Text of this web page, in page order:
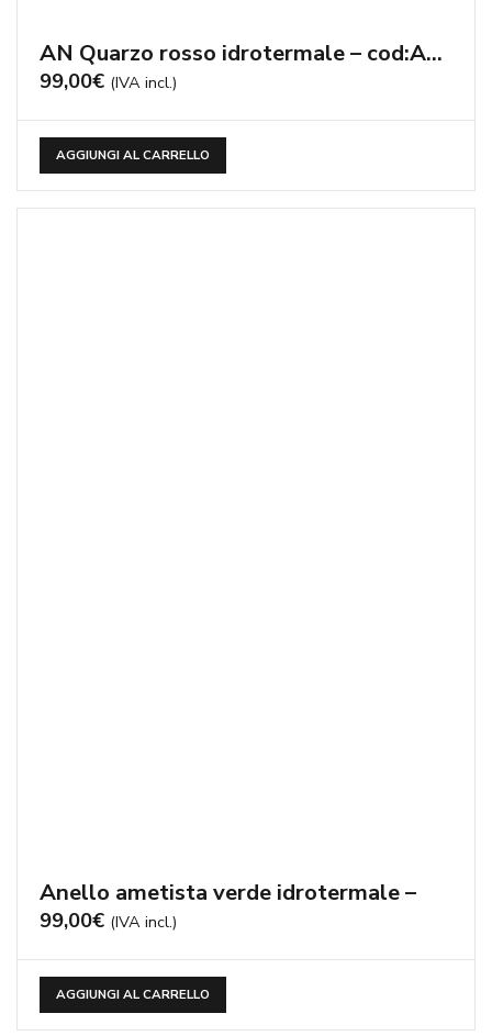
AN Quarzo rosso idrotermale – cod:AN225
99,00€ (IVA incl.)
AGGIUNGI AL CARRELLO
Anello ametista verde idrotermale –
99,00€ (IVA incl.)
AGGIUNGI AL CARRELLO